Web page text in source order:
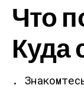
Что
Куда
.